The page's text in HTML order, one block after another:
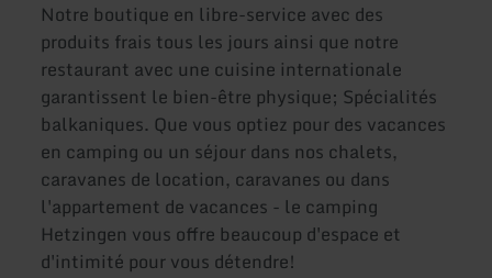
Notre boutique en libre-service avec des
produits frais tous les jours ainsi que notre
restaurant avec une cuisine internationale
garantissent le bien-être physique; Spécialités
balkaniques. Que vous optiez pour des vacances
en camping ou un séjour dans nos chalets,
caravanes de location, caravanes ou dans
l'appartement de vacances - le camping
Hetzingen vous offre beaucoup d'espace et
d'intimité pour vous détendre!